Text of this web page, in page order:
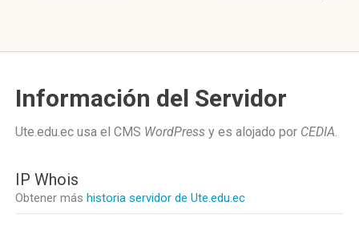
Información del Servidor
Ute.edu.ec usa el CMS WordPress y es alojado por CEDIA.
IP Whois
Obtener más historia servidor de Ute.edu.ec